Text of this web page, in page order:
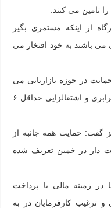
تامین می کنند.
از اینکه مستمری بگیر
می باشند به خود افتخار می
در حوزه بازاریابی می
توان با توسعه این کارگاه زمینه تولید ۲ برابری و اشتغالزایی حداقل ۶
گفت: حمایت همه جانبه از
دار در خمین تعریف شده
در زمینه مالی با پرداخت
ترغیب کارفرمایان در به